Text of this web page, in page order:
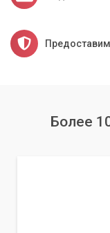
Более